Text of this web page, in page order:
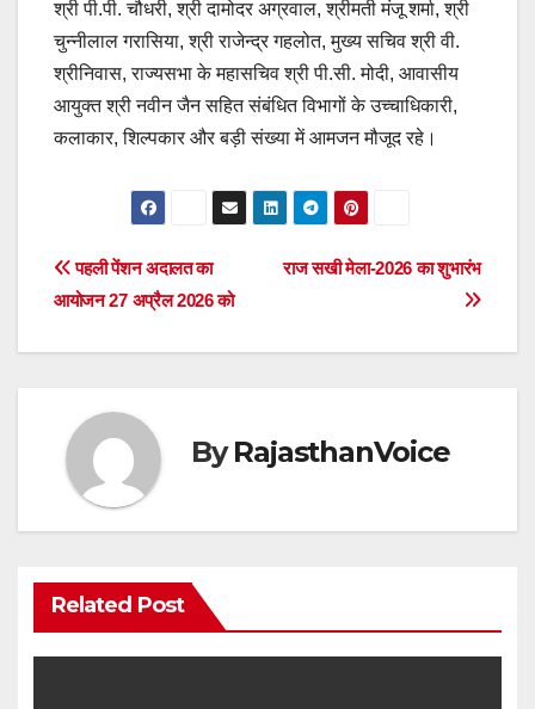
श्री पी.पी. चौधरी, श्री दामोदर अग्रवाल, श्रीमती मंजू शर्मा, श्री
चुन्नीलाल गरासिया, श्री राजेन्द्र गहलोत, मुख्य सचिव श्री वी.
श्रीनिवास, राज्यसभा के महासचिव श्री पी.सी. मोदी, आवासीय
आयुक्त श्री नवीन जैन सहित संबंधित विभागों के उच्चाधिकारी,
कलाकार, शिल्पकार और बड़ी संख्या में आमजन मौजूद रहे।
Post
navigation
राज सखी मेला-2026 का शुभारंभ
पहली पेंशन अदालत का
आयोजन 27 अप्रैल 2026 को
ByRajasthanVoice
Related Post